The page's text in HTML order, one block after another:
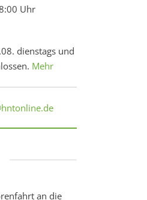
Uhr
dienstags und
Mehr
an die